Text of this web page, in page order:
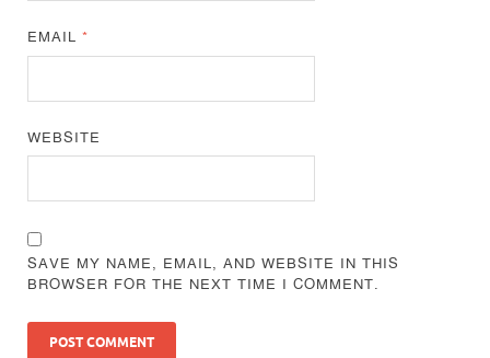
EMAIL*
WEBSITE
SAVE MY NAME, EMAIL, AND WEBSITE IN THIS
BROWSER FOR THE NEXT TIME I COMMENT.